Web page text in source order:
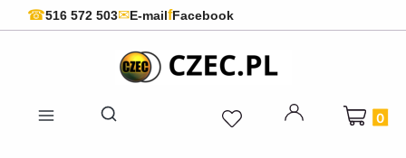
☎516 572 503✉E-mailfFacebook
Otwórz wyszukiwarkę
Produkty